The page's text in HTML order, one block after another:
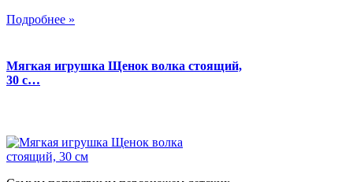
Подробнее »
Мягкая игрушка Щенок волка стоящий,
30 с…